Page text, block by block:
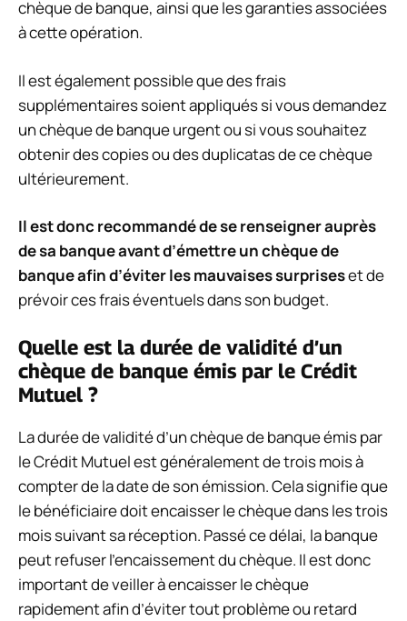
chèque de banque, ainsi que les garanties associées
à cette opération.
Il est également possible que des frais
supplémentaires soient appliqués si vous demandez
un chèque de banque urgent ou si vous souhaitez
obtenir des copies ou des duplicatas de ce chèque
ultérieurement.
Il est donc recommandé de se renseigner auprès
de sa banque avant d’émettre un chèque de
banque afin d’éviter les mauvaises surpriseset de
prévoir ces frais éventuels dans son budget.
Quelle est la durée de validité d’un
chèque de banque émis par le Crédit
Mutuel ?
La durée de validité d’un chèque de banque émis par
le Crédit Mutuel est généralement de trois mois à
compter de la date de son émission. Cela signifie que
le bénéficiaire doit encaisser le chèque dans les trois
mois suivant sa réception. Passé ce délai, la banque
peut refuser l’encaissement du chèque. Il est donc
important de veiller à encaisser le chèque
rapidement afin d’éviter tout problème ou retard